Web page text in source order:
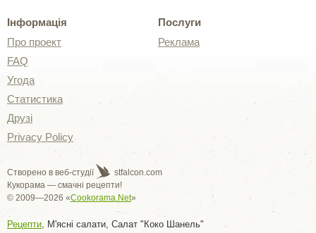
Інформація
Про проект
FAQ
Угода
Статистика
Друзі
Privacy Policy
Послуги
Реклама
Створено в веб-студії
stfalcon.com
Кукорама — смачні рецепти!
© 2009—2026 «Cookorama.Net»
Рецепти, М'ясні салати, Салат "Коко Шанель"